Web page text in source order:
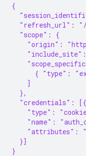
{
"refresh_url":
  "scope": {
"origin":
{ "type":
    ]
  },
  "credentials": [{
"type":
"name":
"attributes":
  }]
}